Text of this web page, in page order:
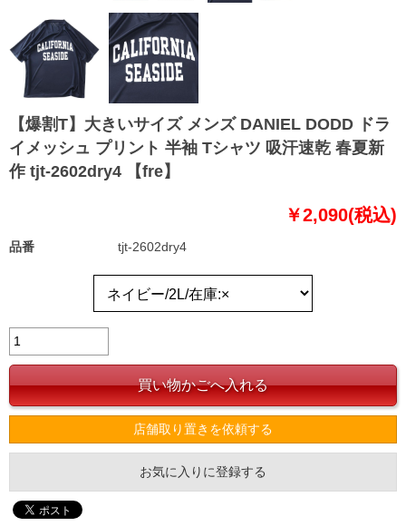
【爆割T】大きいサイズ メンズ DANIEL DODD ドラ
イメッシュ プリント 半袖 Tシャツ 吸汗速乾 春夏新
作 tjt-2602dry4 【fre】
￥2,090(税込)
品番 tjt-2602dry4
店舗取り置きを依頼する
お気に入りに登録する